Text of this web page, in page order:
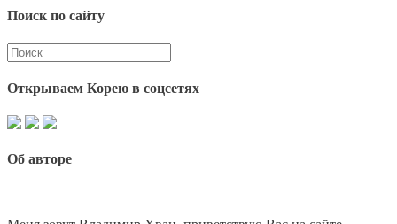
Поиск по сайту
Открываем Корею в соцсетях
Об авторе